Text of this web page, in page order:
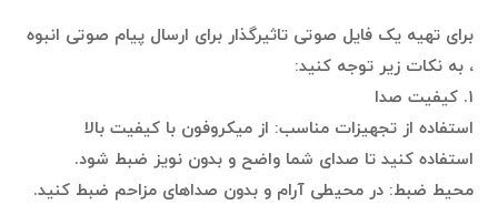
برای تهیه یک فایل صوتی تاثیرگذار برای ارسال پیام صوتی انبوه
، به نکات زیر توجه کنید:
۱. کیفیت صدا
استفاده از تجهیزات مناسب: از میکروفون با کیفیت بالا
استفاده کنید تا صدای شما واضح و بدون نویز ضبط شود.
محیط ضبط: در محیطی آرام و بدون صداهای مزاحم ضبط کنید.